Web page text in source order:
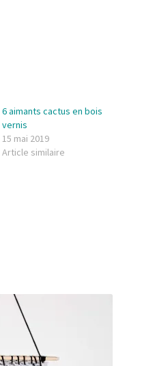
6 aimants cactus en bois
vernis
15 mai 2019
Article similaire